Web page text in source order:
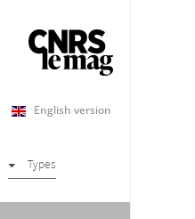
English version
Types